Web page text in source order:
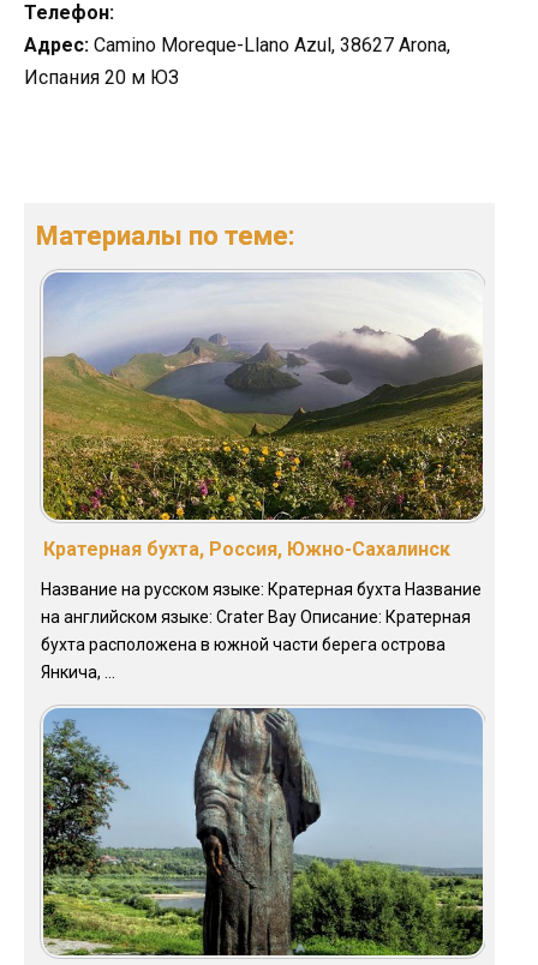
Телефон:
Адрес: Camino Moreque-Llano Azul, 38627 Arona,
Испания 20 м ЮЗ
Материалы по теме:
Кратерная бухта, Россия, Южно-Сахалинск
Название на русском языке: Кратерная бухта Название
на английском языке: Crater Bay Описание: Кратерная
бухта расположена в южной части берега острова
Янкича, ...